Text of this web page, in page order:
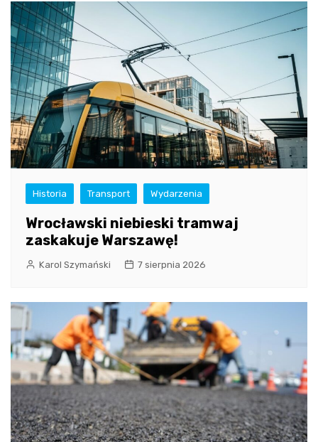
Historia Transport Wydarzenia
Wrocławski niebieski tramwaj
zaskakuje Warszawę!
Karol Szymański 7 sierpnia 2026